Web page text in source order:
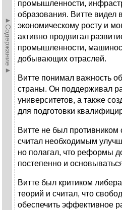
►Содержание►
промышленности,
образования. Витте видел
экономическому росту и
активно продвигал
промышленности,
добывающих отраслей.
Витте понимал важность
страны. Он поддерживал
университетов, а также
для подготовки
Витте не был
считал необходимым
но полагал, что реформы
постепенно и
Витте был критиком
теорий и считал, что
обеспечить эффективное